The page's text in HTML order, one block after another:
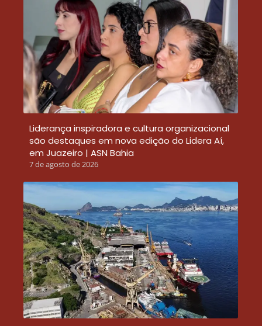
Liderança inspiradora e cultura organizacional
são destaques em nova edição do Lidera Aí,
em Juazeiro | ASN Bahia
7 de agosto de 2026